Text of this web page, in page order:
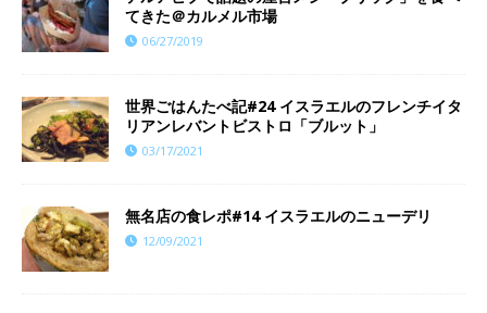
てきた＠カルメル市場
06/27/2019
世界ごはんたべ記#24 イスラエルのフレンチイタ
リアンレバントビストロ「ブルット」
03/17/2021
​​無名店の食レポ#14 イスラエルのニューデリ
12/09/2021